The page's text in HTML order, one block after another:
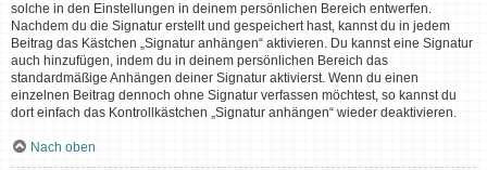
solche in den Einstellungen in deinem persönlichen Bereich entwerfen.
Nachdem du die Signatur erstellt und gespeichert hast, kannst du in jedem
Beitrag das Kästchen „Signatur anhängen“ aktivieren. Du kannst eine Signatur
auch hinzufügen, indem du in deinem persönlichen Bereich das
standardmäßige Anhängen deiner Signatur aktivierst. Wenn du einen
einzelnen Beitrag dennoch ohne Signatur verfassen möchtest, so kannst du
dort einfach das Kontrollkästchen „Signatur anhängen“ wieder deaktivieren.
Nach oben